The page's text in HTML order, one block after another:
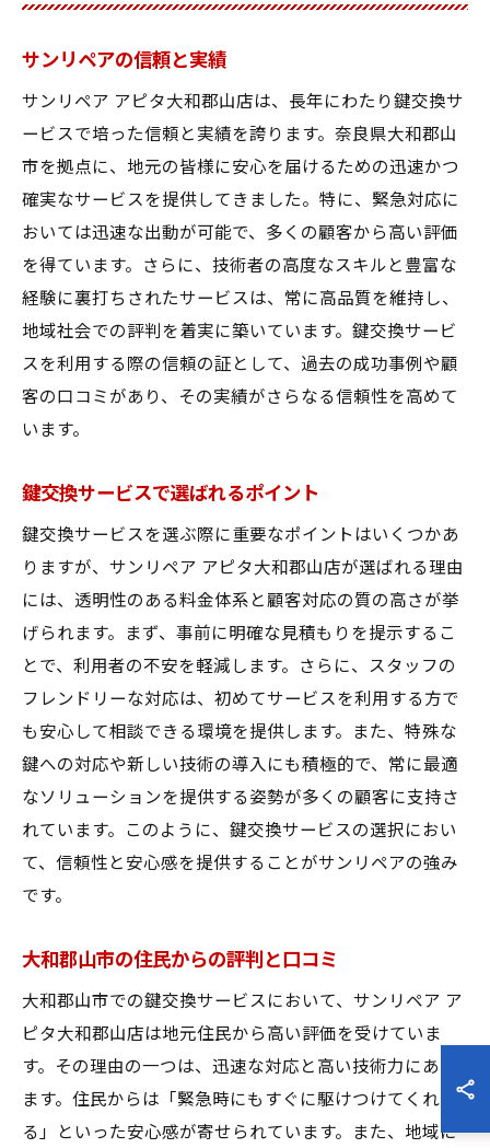
サンリペアの信頼と実績
サンリペア アピタ大和郡山店は、長年にわたり鍵交換サ
ービスで培った信頼と実績を誇ります。奈良県大和郡山
市を拠点に、地元の皆様に安心を届けるための迅速かつ
確実なサービスを提供してきました。特に、緊急対応に
おいては迅速な出動が可能で、多くの顧客から高い評価
を得ています。さらに、技術者の高度なスキルと豊富な
経験に裏打ちされたサービスは、常に高品質を維持し、
地域社会での評判を着実に築いています。鍵交換サービ
スを利用する際の信頼の証として、過去の成功事例や顧
客の口コミがあり、その実績がさらなる信頼性を高めて
います。
鍵交換サービスで選ばれるポイント
鍵交換サービスを選ぶ際に重要なポイントはいくつかあ
りますが、サンリペア アピタ大和郡山店が選ばれる理由
には、透明性のある料金体系と顧客対応の質の高さが挙
げられます。まず、事前に明確な見積もりを提示するこ
とで、利用者の不安を軽減します。さらに、スタッフの
フレンドリーな対応は、初めてサービスを利用する方で
も安心して相談できる環境を提供します。また、特殊な
鍵への対応や新しい技術の導入にも積極的で、常に最適
なソリューションを提供する姿勢が多くの顧客に支持さ
れています。このように、鍵交換サービスの選択におい
て、信頼性と安心感を提供することがサンリペアの強み
です。
大和郡山市の住民からの評判と口コミ
大和郡山市での鍵交換サービスにおいて、サンリペア ア
ピタ大和郡山店は地元住民から高い評価を受けていま
す。その理由の一つは、迅速な対応と高い技術力にあり
ます。住民からは「緊急時にもすぐに駆けつけてくれ
る」といった安心感が寄せられています。また、地域に